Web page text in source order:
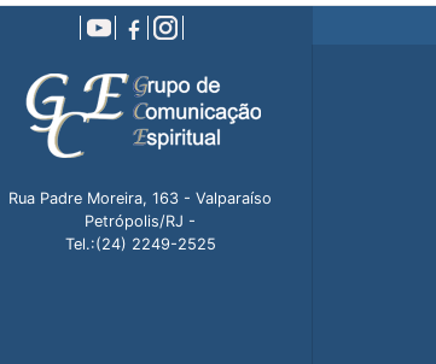
Agosto de 2002 (3)
Junho de 2002 (1)
Maio de 2002 (2)
Julho de 1998 (1)
Fevereiro de 1998 (1)
Rua Padre Moreira, 163 - Valparaíso
Petrópolis/RJ -
Tel.:(24) 2249-2525